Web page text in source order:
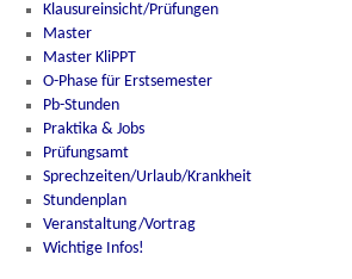
Klausureinsicht/Prüfungen
Master
Master KliPPT
O-Phase für Erstsemester
Pb-Stunden
Praktika & Jobs
Prüfungsamt
Sprechzeiten/Urlaub/Krankheit
Stundenplan
Veranstaltung/Vortrag
Wichtige Infos!